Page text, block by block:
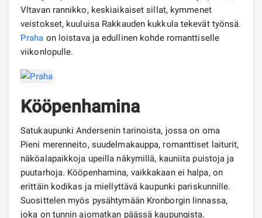
Vltavan rannikko, keskiaikaiset sillat, kymmenet
veistokset, kuuluisa Rakkauden kukkula tekevät työnsä.
Praha on loistava ja edullinen kohde romanttiselle
viikonlopulle.
Kööpenhamina
Satukaupunki Andersenin tarinoista, jossa on oma
Pieni merenneito, suudelmakauppa, romanttiset laiturit,
näköalapaikkoja upeilla näkymillä, kauniita puistoja ja
puutarhoja. Kööpenhamina, vaikkakaan ei halpa, on
erittäin kodikas ja miellyttävä kaupunki pariskunnille.
Suosittelen myös pysähtymään Kronborgin linnassa,
joka on tunnin ajomatkan päässä kaupungista.